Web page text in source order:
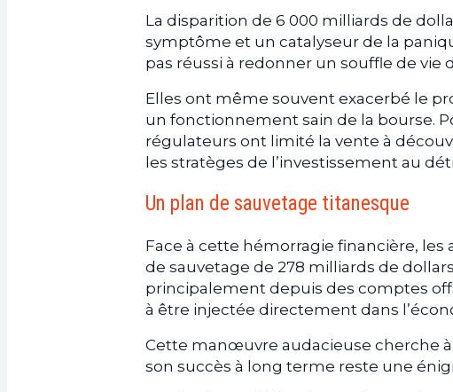
La disparition de 6 000 milliards de
symptôme et un catalyseur de la
pas réussi à redonner un souffle de vie
Elles ont même souvent exacerbé le
un fonctionnement sain de la bourse.
régulateurs ont limité la vente à
les stratèges de l’investissement au
Un plan de sauvetage titanesque
Face à cette hémorragie financière,
de sauvetage de 278 milliards de
principalement depuis des comptes
à être injectée directement dans
Cette manœuvre audacieuse cherche
son succès à long terme reste une